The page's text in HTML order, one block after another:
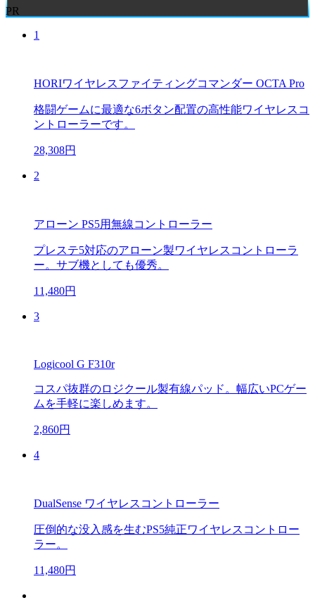
PR
1
HORIワイヤレスファイティングコマンダー OCTA Pro
格闘ゲームに最適な6ボタン配置の高性能ワイヤレスコ
ントローラーです。
28,308円
2
アローン PS5用無線コントローラー
プレステ5対応のアローン製ワイヤレスコントローラ
ー。サブ機としても優秀。
11,480円
3
Logicool G F310r
コスパ抜群のロジクール製有線パッド。幅広いPCゲー
ムを手軽に楽しめます。
2,860円
4
DualSense ワイヤレスコントローラー
圧倒的な没入感を生むPS5純正ワイヤレスコントロー
ラー。
11,480円